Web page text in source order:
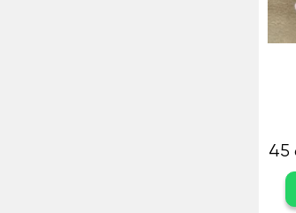
45